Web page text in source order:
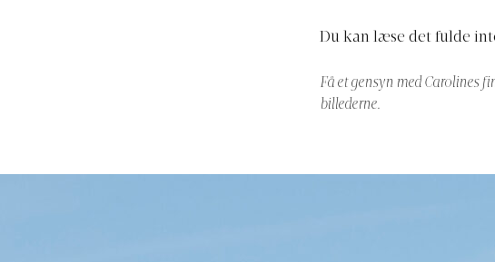
Du kan læse det fulde
Få et gensyn med Carolines
billederne.